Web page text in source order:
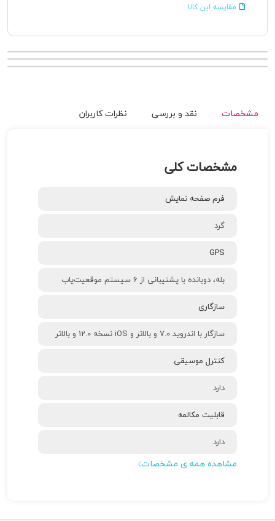
مقایسه این کالا
مشخصات نقد و بررسی نظرات کاربران
مشخصات کلی
فرم صفحه نمایش
گرد
GPS
بله، دوبانده با پشتیبانی از 6 سیستم موقعیت‌یاب
سازگاری
سازگار با اندروید 7.0 و بالاتر و iOS نسخه 12.0 و بالاتر
کنترل موسیقی
دارد
قابلیت مکالمه
دارد
مشاهده همه ی مشخصات